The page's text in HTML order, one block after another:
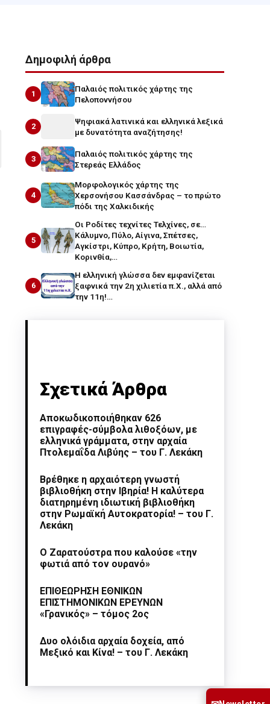
Δημοφιλή άρθρα
1
Παλαιός πολιτικός χάρτης της
Πελοποννήσου
2
Ψηφιακά λατινικά και ελληνικά λεξικά
με δυνατότητα αναζήτησης!
3
Παλαιός πολιτικός χάρτης της
Στερεάς Ελλάδος
4
Μορφολογικός χάρτης της
Χερσονήσου Κασσάνδρας – το πρώτο
πόδι της Χαλκιδικής
5
Οι Ροδίτες τεχνίτες Τελχίνες, σε…
Κάλυμνο, Πύλο, Αίγινα, Σπέτσες,
Αγκίστρι, Κύπρο, Κρήτη, Βοιωτία,
Κορινθία,…
6
Η ελληνική γλώσσα δεν εμφανίζεται
ξαφνικά την 2η χιλιετία π.Χ., αλλά από
την 11η!…
Σχετικά Άρθρα
Αποκωδικοποιήθηκαν 626
επιγραφές-σύμβολα λιθοξόων, με
ελληνικά γράμματα, στην αρχαία
Πτολεμαΐδα Λιβύης – του Γ. Λεκάκη
Βρέθηκε η αρχαιότερη γνωστή
βιβλιοθήκη στην Ιβηρία! Η καλύτερα
διατηρημένη ιδιωτική βιβλιοθήκη
στην Ρωμαϊκή Αυτοκρατορία! – του Γ.
Λεκάκη
Ο Ζαρατούστρα που καλούσε «την
φωτιά από τον ουρανό»
ΕΠΙΘΕΩΡΗΣΗ ΕΘΝΙΚΩΝ
ΕΠΙΣΤΗΜΟΝΙΚΩΝ ΕΡΕΥΝΩΝ
«Γρανικός» – τόμος 2ος
Δυο ολόιδια αρχαία δοχεία, από
Μεξικό και Κίνα! – του Γ. Λεκάκη